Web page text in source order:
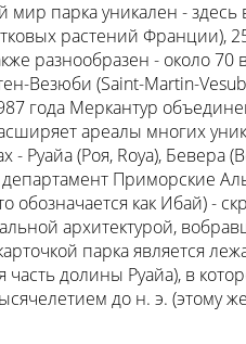
мир парка уникален -
растений Франции),
разнообразен - около
Везюби (Saint-Martin-
года Меркантур
ареалы многих
Руайа (Роя, Roya), Бевера
департамент Приморские
обозначается как Ибай) -
архитектурой,
парка является
долины Руайа), в
до н. э. (этому